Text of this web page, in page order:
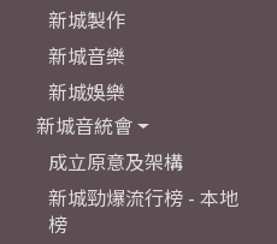
新城製作
新城音樂
新城娛樂
新城音統會
成立原意及架構
新城勁爆流行榜 - 本地
榜